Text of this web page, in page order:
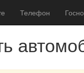
Телефон